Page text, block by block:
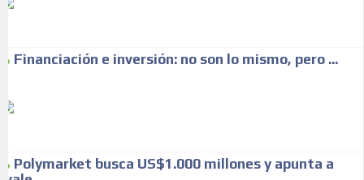
Financiación e inversión: no son lo mismo, pero ...
Polymarket busca US$1.000 millones y apunta a